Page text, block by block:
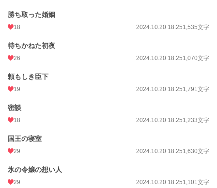
勝ち取った婚姻
18 2024.10.20 18:251,535文字
待ちかねた初夜
26 2024.10.20 18:251,070文字
頼もしき臣下
19 2024.10.20 18:251,791文字
密談
18 2024.10.20 18:251,233文字
国王の寝室
29 2024.10.20 18:251,630文字
氷の令嬢の想い人
29 2024.10.20 18:251,101文字